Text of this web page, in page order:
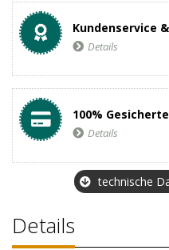
Kundenservice
Details
100%
Details
technische
Details